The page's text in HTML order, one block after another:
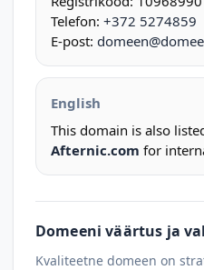
Telefon: +372 5274859
E-post:
English
This domain is also
Afternic.com for
Domeeni väärtus ja
Kvaliteetne domeen on